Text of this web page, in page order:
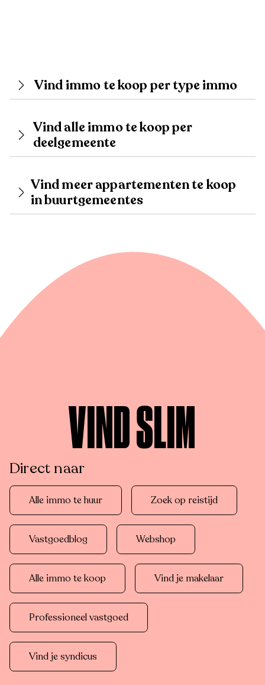
Vind immo te koop per type immo
Vind alle immo te koop per
deelgemeente
Vind meer appartementen te koop
in buurtgemeentes
VIND SLIM
Direct naar
Alle immo te huur Zoek op reistijd
Vastgoedblog Webshop
Alle immo te koop Vind je makelaar
Professioneel vastgoed
Vind je syndicus